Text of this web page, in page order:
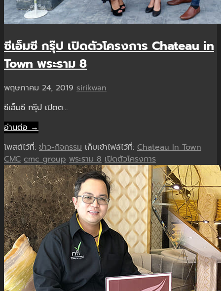
ซีเอ็มซี กรุ๊ป เปิดตัวโครงการ Chateau in
Town พระราม 8
พฤษภาคม 24, 2019 sirikwan
ซีเอ็มซี กรุ๊ป เปิดต…
อ่านต่อ →
โพสต์ไว้ที่: ข่าว-กิจกรรม เก็บเข้าไฟล์ไว้ที่: Chateau In Town
CMC cmc group พระราม 8 เปิดตัวโครงการ